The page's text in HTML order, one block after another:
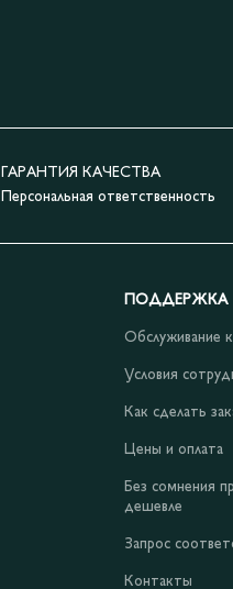
ГАРАНТИЯ КАЧЕСТВА
Персональная ответственность
ПОДДЕРЖКА
Обслуживание
Условия
Как сделать
Цены и оплата
Без сомнения
дешевле
Запрос
Контакты